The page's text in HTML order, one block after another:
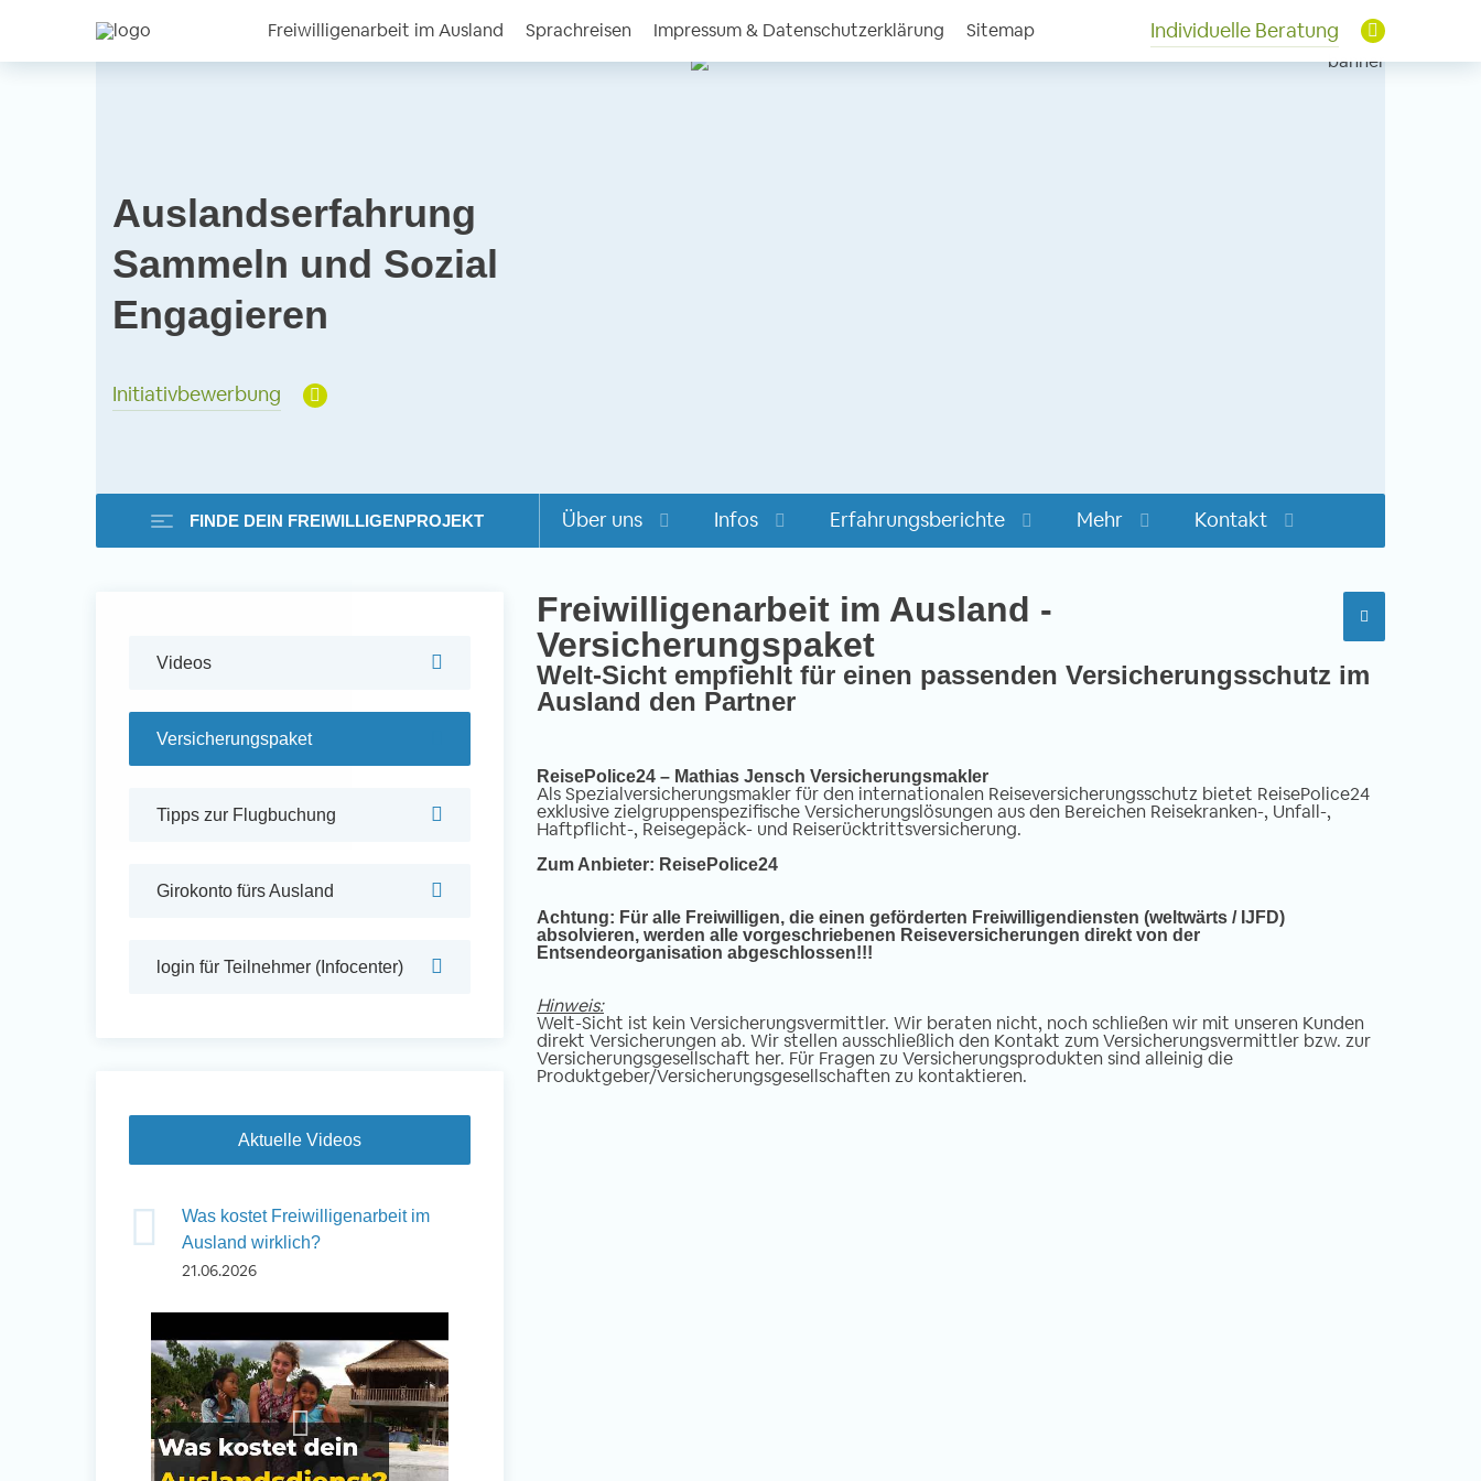
Freiwilligenarbeit im Ausland Sprachreisen Impressum & Datenschutzerklärung Sitemap Individuelle Beratung
Auslandserfahrung
Sammeln und Sozial
Engagieren
Initiativbewerbung
Freiwilligenarbeit im
Ausland -
Erfahrungsberichte
Sammeln und Sozial
Initiativbewerbung
FINDE DEIN FREIWILLIGENPROJEKT Über uns Infos Erfahrungsberichte Mehr Kontakt
Videos
Versicherungspaket
Tipps zur Flugbuchung
Girokonto fürs Ausland
login für Teilnehmer (Infocenter)
Aktuelle Videos
Was kostet Freiwilligenarbeit im
Ausland wirklich?
21.06.2026
Freiwilligenarbeit im Ausland -
Versicherungspaket
Welt-Sicht empfiehlt für einen passenden Versicherungsschutz im
Ausland den Partner
ReisePolice24 – Mathias Jensch Versicherungsmakler
Als Spezialversicherungsmakler für den internationalen Reiseversicherungsschutz bietet ReisePolice24
exklusive zielgruppenspezifische Versicherungslösungen aus den Bereichen Reisekranken-, Unfall-,
Haftpflicht-, Reisegepäck- und Reiserücktrittsversicherung.
Zum Anbieter: ReisePolice24
Achtung: Für alle Freiwilligen, die einen geförderten Freiwilligendiensten (weltwärts / IJFD)
absolvieren, werden alle vorgeschriebenen Reiseversicherungen direkt von der
Entsendeorganisation abgeschlossen!!!
Hinweis:
Welt-Sicht ist kein Versicherungsvermittler. Wir beraten nicht, noch schließen wir mit unseren Kunden
direkt Versicherungen ab. Wir stellen ausschließlich den Kontakt zum Versicherungsvermittler bzw. zur
Versicherungsgesellschaft her. Für Fragen zu Versicherungsprodukten sind alleinig die
Produktgeber/Versicherungsgesellschaften zu kontaktieren.